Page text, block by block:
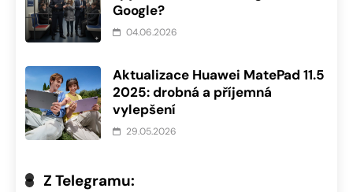
Google?
04.06.2026
Aktualizace Huawei MatePad 11.5
2025: drobná a příjemná
vylepšení
29.05.2026
Z Telegramu: